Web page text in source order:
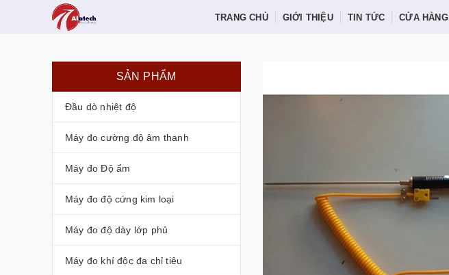
TRANG CHỦ GIỚI THIỆU TIN TỨC CỬA HÀNG
SẢN PHẨM
Đầu dò nhiệt độ
Máy đo cường độ âm thanh
Máy đo Độ ẩm
Máy đo độ cứng kim loại
Máy đo độ dày lớp phủ
Máy đo khí độc đa chỉ tiêu